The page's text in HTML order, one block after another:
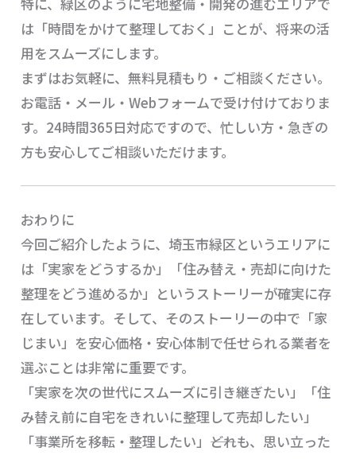
は「時間をかけて整理しておく」ことが、将来の活
用をスムーズにします。
まずはお気軽に、無料見積もり・ご相談ください。
お電話・メール・Webフォームで受け付けておりま
す。24時間365日対応ですので、忙しい方・急ぎの
方も安心してご相談いただけます。
おわりに
今回ご紹介したように、埼玉市緑区というエリアに
は「実家をどうするか」「住み替え・売却に向けた
整理をどう進めるか」というストーリーが確実に存
在しています。そして、そのストーリーの中で「家
じまい」を安心価格・安心体制で任せられる業者を
選ぶことは非常に重要です。
「実家を次の世代にスムーズに引き継ぎたい」「住
み替え前に自宅をきれいに整理して売却したい」
「事業所を移転・整理したい」――どれも、思い立った